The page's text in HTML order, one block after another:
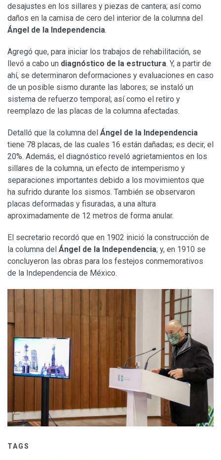
desajustes en los sillares y piezas de cantera; así como
daños en la camisa de cero del interior de la columna del
Ángel de la Independencia.
Agregó que, para iniciar los trabajos de rehabilitación, se
llevó a cabo un diagnóstico de la estructura. Y, a partir de
ahí, se determinaron deformaciones y evaluaciones en caso
de un posible sismo durante las labores; se instaló un
sistema de refuerzo temporal; así como el retiro y
reemplazo de las placas de la columna afectadas.
Detalló que la columna del Ángel de la Independencia
tiene 78 placas, de las cuales 16 están dañadas; es decir, el
20%. Además, el diagnóstico reveló agrietamientos en los
sillares de la columna, un efecto de intemperismo y
separaciones importantes debido a los movimientos que
ha sufrido durante los sismos. También se observaron
placas deformadas y fisuradas, a una altura
aproximadamente de 12 metros de forma anular.
El secretario recordó que en 1902 inició la construcción de
la columna del Ángel de la Independencia; y, en 1910 se
concluyeron las obras para los festejos conmemorativos
de la Independencia de México.
TAGS